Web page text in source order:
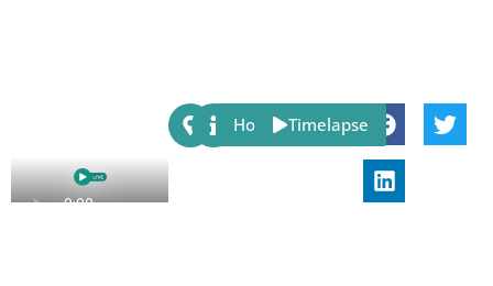
Share:
Host Timelapse